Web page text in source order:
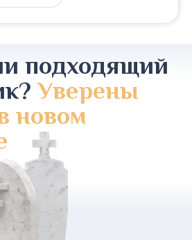
подходящий
Уверены
новом